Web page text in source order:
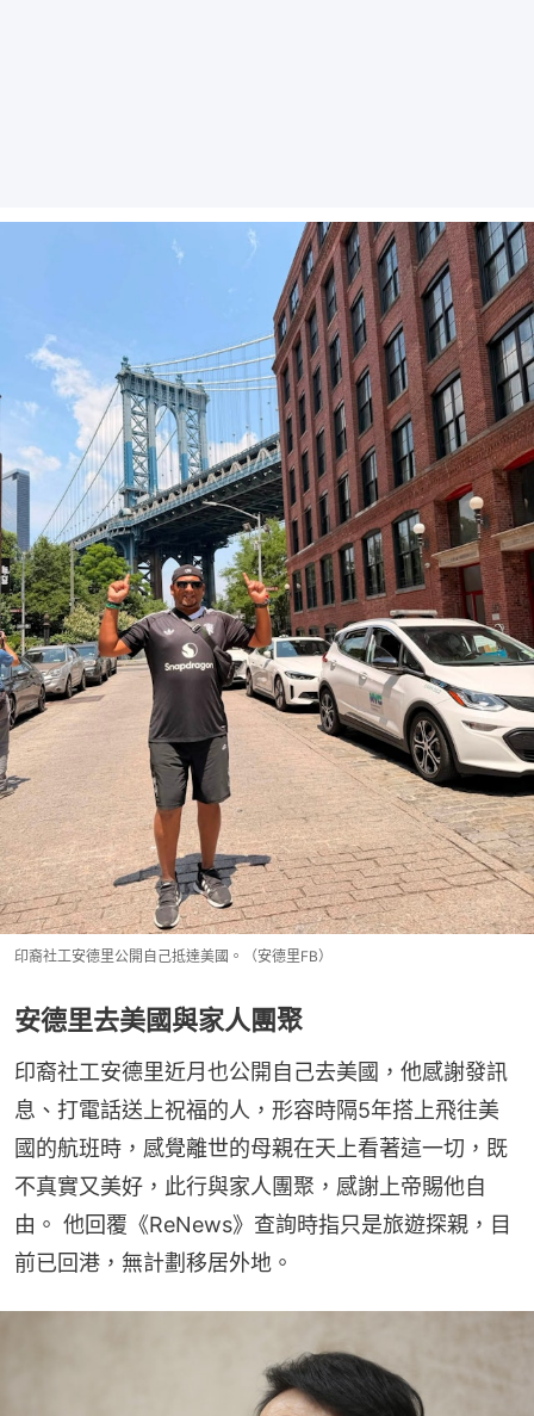
印裔社工安德里公開自己抵達美國。（安德里FB）
安德里去美國與家人團聚
印裔社工安德里近月也公開自己去美國，他感謝發訊
息、打電話送上祝福的人，形容時隔5年搭上飛往美
國的航班時，感覺離世的母親在天上看著這一切，既
不真實又美好，此行與家人團聚，感謝上帝賜他自
由。 他回覆《ReNews》查詢時指只是旅遊探親，目
前已回港，無計劃移居外地。